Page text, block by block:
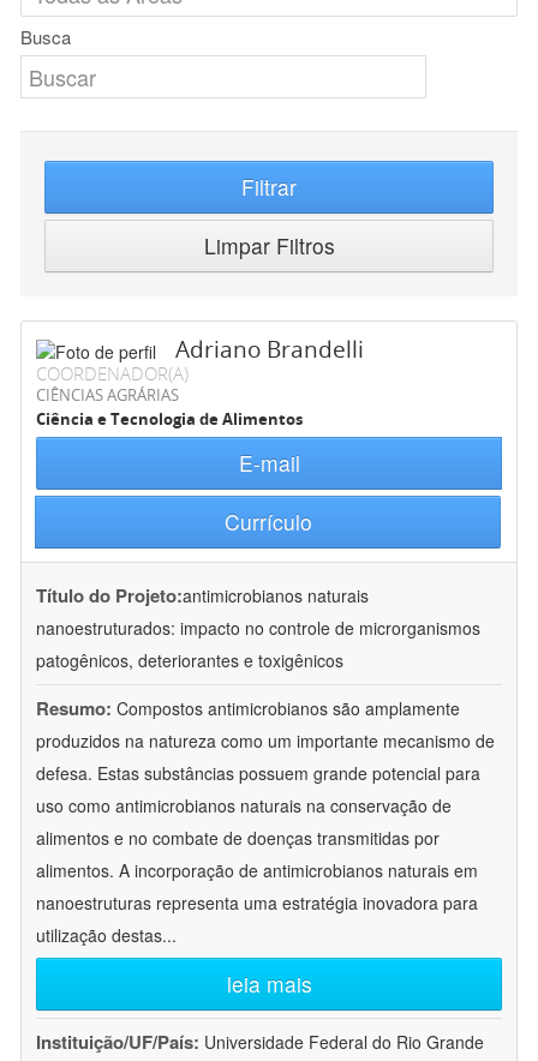
Busca
Filtrar
Limpar Filtros
Adriano Brandelli
COORDENADOR(A)
CIÊNCIAS AGRÁRIAS
Ciência e Tecnologia de Alimentos
E-mail
Currículo
Título do Projeto:antimicrobianos naturais
nanoestruturados: impacto no controle de microrganismos
patogênicos, deteriorantes e toxigênicos
Resumo: Compostos antimicrobianos são amplamente
produzidos na natureza como um importante mecanismo de
defesa. Estas substâncias possuem grande potencial para
uso como antimicrobianos naturais na conservação de
alimentos e no combate de doenças transmitidas por
alimentos. A incorporação de antimicrobianos naturais em
nanoestruturas representa uma estratégia inovadora para
utilização destas...
leia mais
Instituição/UF/País: Universidade Federal do Rio Grande